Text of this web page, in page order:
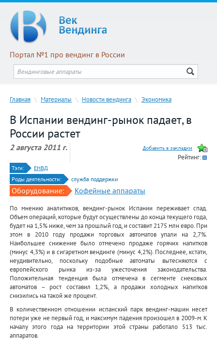
Портал №1 про вендинг в России
Главная \ Материалы \ Новости вендинга \ Экономика
В Испании вендинг-рынок падает, в
России растет
2 августа 2011 г.
Рейтинг:
Тэги:
ЕНВД
Роды деятельности:
служба поддержки
Оборудование: Кофейные аппараты
По мнению аналитиков, вендинг-рынок Испании переживает спад.
Объем операций, которые будут осуществлены до конца текущего года,
будет на 1,5% ниже, чем за прошлый год, и составит 2175 млн евро. При
этом в 2010 году продажи торговых автоматов упали на 2,7%.
Наибольшее снижение было отмечено продаже горячих напитков
(минус 4,3%) и в сигаретном вендинге (минус 4,2%). Последнее, кстати,
неудивительно, поскольку подобные автоматы вытесняются с
европейского рынка из-за ужесточения законодательства.
Положительная тенденция была отмечена в сегменте снековых
автоматов – рост составил 1,2%, а продажи холодных напитков
снизились на такой же процент.
В количественном отношении испанский парк вендинг-машин несет
потери уже не первый год, и максимум падения произошел в 2009-м. К
началу этого года на территории этой страны работало 513 тыс.
аппаратов.